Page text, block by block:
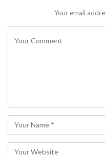
Your email